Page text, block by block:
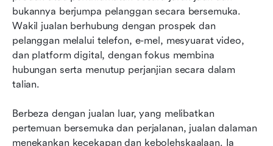
bukannya berjumpa pelanggan secara bersemuka.
Wakil jualan berhubung dengan prospek dan
pelanggan melalui telefon, e-mel, mesyuarat video,
dan platform digital, dengan fokus membina
hubungan serta menutup perjanjian secara dalam
talian.
Berbeza dengan jualan luar, yang melibatkan
pertemuan bersemuka dan perjalanan, jualan dalaman
menekankan kecekapan dan kebolehskaalaan. Ia